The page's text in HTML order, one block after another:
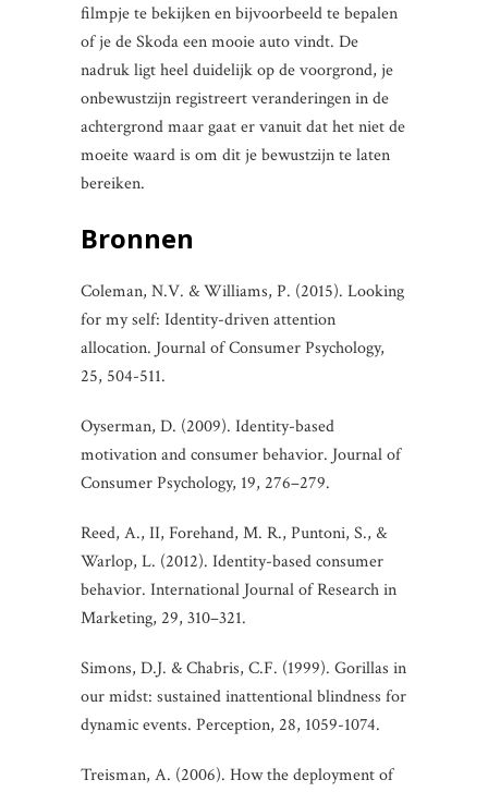
filmpje te bekijken en bijvoorbeeld te bepalen
of je de Skoda een mooie auto vindt. De
nadruk ligt heel duidelijk op de voorgrond, je
onbewustzijn registreert veranderingen in de
achtergrond maar gaat er vanuit dat het niet de
moeite waard is om dit je bewustzijn te laten
bereiken.
Bronnen
Coleman, N.V. & Williams, P. (2015). Looking
for my self: Identity-driven attention
allocation. Journal of Consumer Psychology,
25, 504-511.
Oyserman, D. (2009). Identity-based
motivation and consumer behavior. Journal of
Consumer Psychology, 19, 276–279.
Reed, A., II, Forehand, M. R., Puntoni, S., &
Warlop, L. (2012). Identity-based consumer
behavior. International Journal of Research in
Marketing, 29, 310–321.
Simons, D.J. & Chabris, C.F. (1999). Gorillas in
our midst: sustained inattentional blindness for
dynamic events. Perception, 28, 1059-1074.
Treisman, A. (2006). How the deployment of